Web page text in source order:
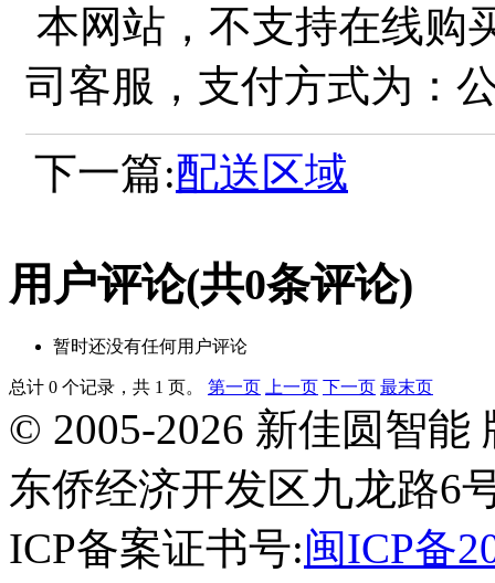
本网站，不支持在线购
司客服，支付方式为：
下一篇:配送区域
用户评论(共0条评论)
暂时还没有任何用户评论
总计 0 个记录，共 1 页。 第一页 上一页 下一页 最末页
© 2005-2026 新佳圆智
东侨经济开发区九龙路6
ICP备案证书号:闽ICP备